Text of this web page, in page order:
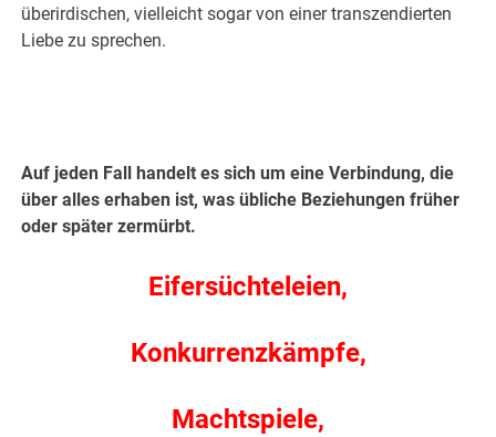
überirdischen, vielleicht sogar von einer transzendierten
Liebe zu sprechen.
Auf jeden Fall handelt es sich um eine Verbindung, die
über alles erhaben ist, was übliche Beziehungen früher
oder später zermürbt.
Eifersüchteleien,
Konkurrenzkämpfe,
Machtspiele,